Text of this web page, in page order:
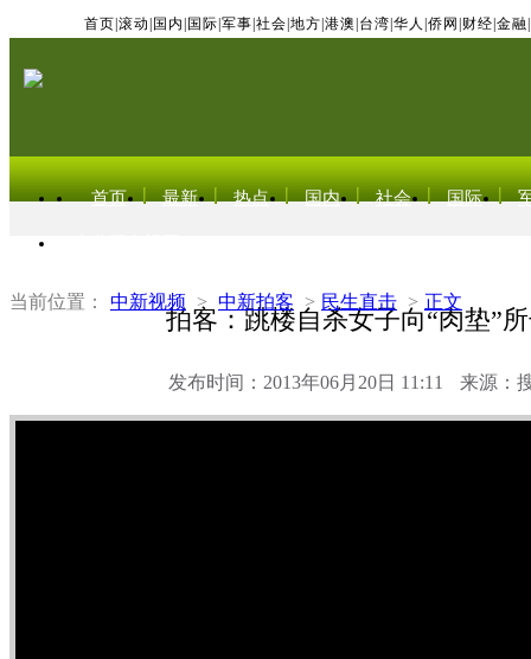
首页 滚动 国内 国际 军事 社会 地方 港澳 台湾 华人 侨网 财经 金融
首页 最新 热点 国内 社会 国际
当前位置： 中新视频 > 中新拍客 > 民生直击 > 正文
拍客：跳楼自杀女子向“肉垫”
发布时间：2013年06月20日 11:11 来源：